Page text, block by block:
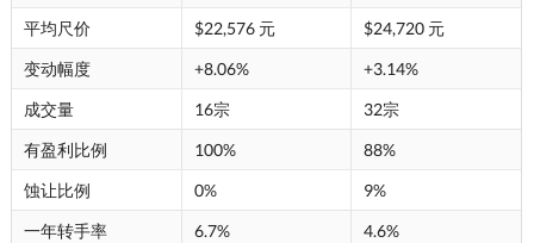
平均尺价
$22,576 元
$24,720 元
变动幅度
+8.06%
+3.14%
成交量
16宗
32宗
有盈利比例
100%
88%
蚀让比例
0%
9%
一年转手率
6.7% 4.6%